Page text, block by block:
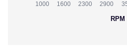
1000 1600 2300 2900
RPM